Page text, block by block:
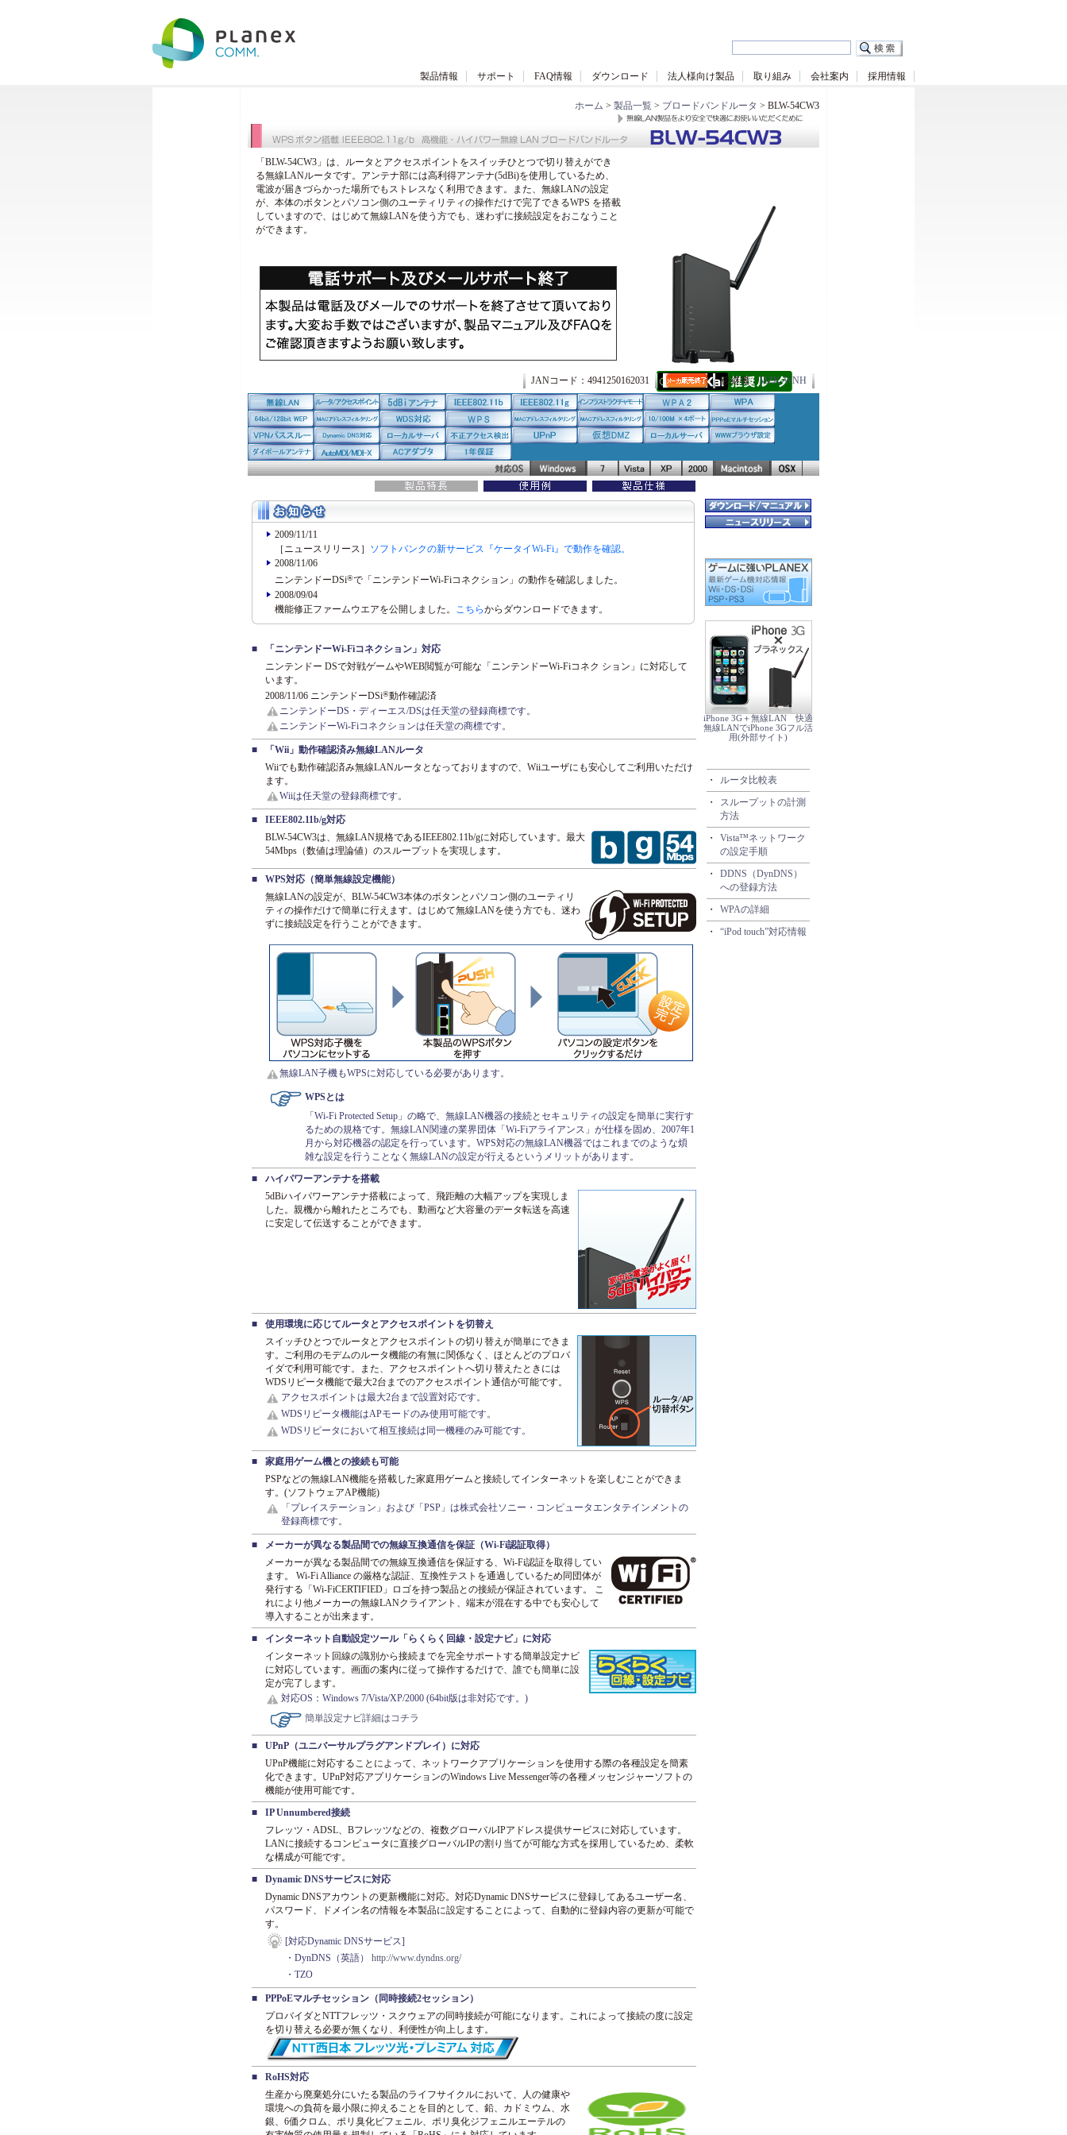
製品情報 サポート FAQ情報 ダウンロード 法人様向け製品 取り組み 会社案内 採用情報
ホーム > 製品一覧 > ブロードバンドルータ > BLW-54CW3
「BLW-54CW3」は、ルータとアクセスポイントをスイッチひとつで切り替えができ
る無線LANルータです。アンテナ部には高利得アンテナ(5dBi)を使用しているため、
電波が届きづらかった場所でもストレスなく利用できます。また、無線LANの設定
が、本体のボタンとパソコン側のユーティリティの操作だけで完了できるWPS を搭載
していますので、はじめて無線LANを使う方でも、迷わずに接続設定をおこなうこと
ができます。
JANコード：4941250162031 後継機：MZK-WNH
2009/11/11
［ニュースリリース］ ソフトバンクの新サービス『ケータイWi-Fi』で動作を確認。
2008/11/06
ニンテンドーDSi®で「ニンテンドーWi-Fiコネクション」の動作を確認しました。
2008/09/04
機能修正ファームウエアを公開しました。 こちらからダウンロードできます。
■
「ニンテンドーWi-Fiコネクション」対応
ニンテンドー DSで対戦ゲームやWEB閲覧が可能な「ニンテンドーWi-Fiコネク ション」に対応して
います。
2008/11/06 ニンテンドーDSi®動作確認済
ニンテンドーDS・ディーエス/DSは任天堂の登録商標です。
ニンテンドーWi-Fiコネクションは任天堂の商標です。
■
「Wii」動作確認済み無線LANルータ
Wiiでも動作確認済み無線LANルータとなっておりますので、Wiiユーザにも安心してご利用いただけ
ます。
Wiiは任天堂の登録商標です。
■
IEEE802.11b/g対応
BLW-54CW3は、無線LAN規格であるIEEE802.11b/gに対応しています。最大
54Mbps（数値は理論値）のスループットを実現します。
■
WPS対応（簡単無線設定機能）
無線LANの設定が、BLW-54CW3本体のボタンとパソコン側のユーティリ
ティの操作だけで簡単に行えます。はじめて無線LANを使う方でも、迷わ
ずに接続設定を行うことができます。
無線LAN子機もWPSに対応している必要があります。
WPSとは
「Wi-Fi Protected Setup」の略で、無線LAN機器の接続とセキュリティの設定を簡単に実行す
るための規格です。無線LAN関連の業界団体「Wi-Fiアライアンス」が仕様を固め、2007年1
月から対応機器の認定を行っています。WPS対応の無線LAN機器ではこれまでのような煩
雑な設定を行うことなく無線LANの設定が行えるというメリットがあります。
■
ハイパワーアンテナを搭載
5dBiハイパワーアンテナ搭載によって、飛距離の大幅アップを実現しま
した。親機から離れたところでも、動画など大容量のデータ転送を高速
に安定して伝送することができます。
■
使用環境に応じてルータとアクセスポイントを切替え
スイッチひとつでルータとアクセスポイントの切り替えが簡単にできま
す。ご利用のモデムのルータ機能の有無に関係なく、ほとんどのプロバ
イダで利用可能です。また、アクセスポイントへ切り替えたときには
WDSリピータ機能で最大2台までのアクセスポイント通信が可能です。
アクセスポイントは最大2台まで設置対応です。
WDSリピータ機能はAPモードのみ使用可能です。
WDSリピータにおいて相互接続は同一機種のみ可能です。
■
家庭用ゲーム機との接続も可能
PSPなどの無線LAN機能を搭載した家庭用ゲームと接続してインターネットを楽しむことができま
す。(ソフトウェアAP機能)
「プレイステーション」および「PSP」は株式会社ソニー・コンピュータエンタテインメントの
登録商標です。
■
メーカーが異なる製品間での無線互換通信を保証（Wi-Fi認証取得）
メーカーが異なる製品間での無線互換通信を保証する、Wi-Fi認証を取得してい
ます。 Wi-Fi Alliance の厳格な認証、互換性テストを通過しているため同団体が
発行する「Wi-FiCERTIFIED」ロゴを持つ製品との接続が保証されています。 こ
れにより他メーカーの無線LANクライアント、端末が混在する中でも安心して
導入することが出来ます。
■
インターネット自動設定ツール「らくらく回線・設定ナビ」に対応
インターネット回線の識別から接続までを完全サポートする簡単設定ナビ
に対応しています。画面の案内に従って操作するだけで、誰でも簡単に設
定が完了します。
対応OS：Windows 7/Vista/XP/2000 (64bit版は非対応です。)
簡単設定ナビ詳細はコチラ
■
UPnP（ユニバーサルプラグアンドプレイ）に対応
UPnP機能に対応することによって、ネットワークアプリケーションを使用する際の各種設定を簡素
化できます。UPnP対応アプリケーションのWindows Live Messenger等の各種メッセンジャーソフトの
機能が使用可能です。
■
IP Unnumbered接続
フレッツ・ADSL、Bフレッツなどの、複数グローバルIPアドレス提供サービスに対応しています。
LANに接続するコンピュータに直接グローバルIPの割り当てが可能な方式を採用しているため、柔軟
な構成が可能です。
■
Dynamic DNSサービスに対応
Dynamic DNSアカウントの更新機能に対応。対応Dynamic DNSサービスに登録してあるユーザー名、
パスワード、ドメイン名の情報を本製品に設定することによって、自動的に登録内容の更新が可能で
す。
[対応Dynamic DNSサービス]
・DynDNS（英語） http://www.dyndns.org/
・TZO
■
PPPoEマルチセッション（同時接続2セッション）
プロバイダとNTTフレッツ・スクウェアの同時接続が可能になります。これによって接続の度に設定
を切り替える必要が無くなり、利便性が向上します。
■
RoHS対応
生産から廃棄処分にいたる製品のライフサイクルにおいて、人の健康や
環境への負荷を最小限に抑えることを目的として、鉛、カドミウム、水
銀、6価クロム、ポリ臭化ビフェニル、ポリ臭化ジフェニルエーテルの
iPhone 3G＋無線LAN 快適
無線LANでiPhone 3Gフル活
用(外部サイト)
・
ルータ比較表
・
スループットの計測
方法
・
Vista™ネットワーク
の設定手順
・
DDNS（DynDNS）
への登録方法
・
WPAの詳細
・
“iPod touch”対応情報